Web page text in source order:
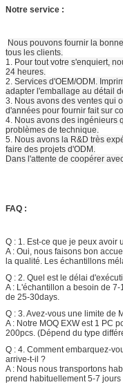
Notre service :
Nous pouvons fournir la
tous les clients.
1. Pour tout votre s'enquiert,
24 heures.
2. Services d'OEM/ODM.
adapter l'emballage au détail
3. Nous avons des ventes qui
d'années pour fournir fait sur
4. Nous avons des ingénieurs
problèmes de technique.
5. Nous avons la R&D très
faire des projets d'ODM.
Dans l'attente de coopérer
FAQ :
Q : 1. Est-ce que je peux avoir
A : Oui, nous faisons bon
la qualité. Les échantillons
Q : 2. Quel est le délai
A : L'échantillon a besoin de
de 25-30days.
Q : 3. Avez-vous une limite de
A : Notre MOQ EXW est 1 PC
200pcs. (Dépend du type
Q : 4. Comment embarquez-
arrive-t-il ?
A : Nous nous transportons
prend habituellement 5-7 jours